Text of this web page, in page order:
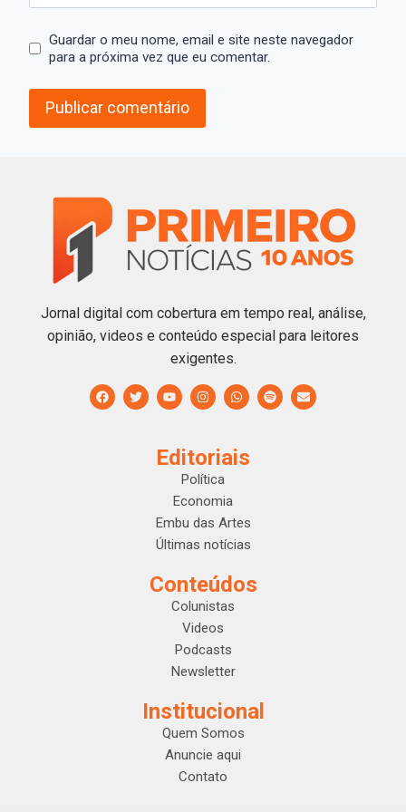
Guardar o meu nome, email e site neste navegador
para a próxima vez que eu comentar.
Jornal digital com cobertura em tempo real, análise,
opinião, videos e conteúdo especial para leitores
exigentes.
Editoriais
Política
Economia
Embu das Artes
Últimas notícias
Conteúdos
Colunistas
Videos
Podcasts
Newsletter
Institucional
Quem Somos
Anuncie aqui
Contato